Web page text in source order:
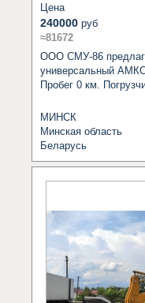
Цена
240000 руб
≈81672
ООО СМУ-86
универсальный
Пробег 0 км.
МИНСК
Минская область
Беларусь